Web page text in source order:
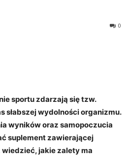
0
sportu zdarzają się tzw.
słabszej wydolności organizmu.
wyników oraz samopoczucia
suplement zawierającej
jakie zalety ma